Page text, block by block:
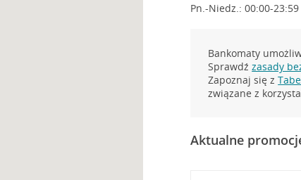
Pn.-Niedz.: 00:00-23:59
Bankomaty
Sprawdźzasady
Zapoznaj się z
związane z
Aktualne